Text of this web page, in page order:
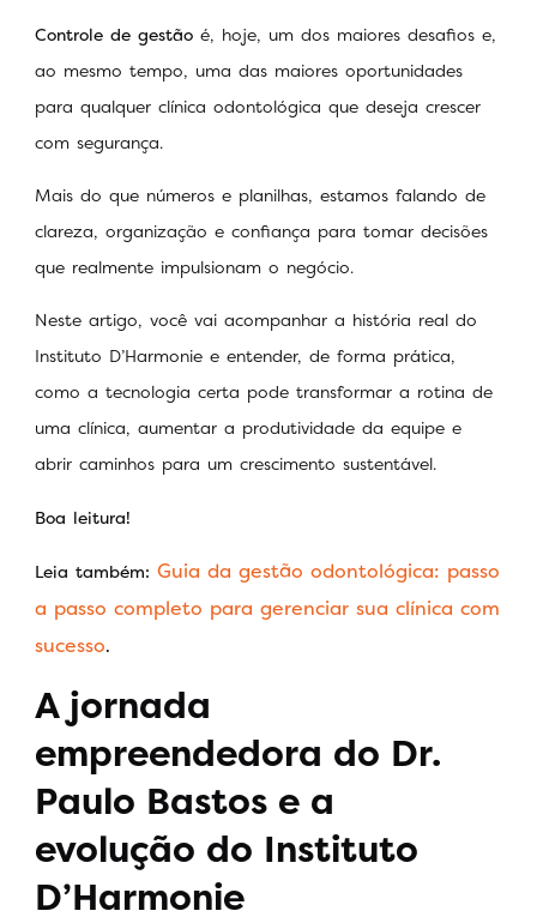
Controle de gestão é, hoje, um dos maiores desafios e,
ao mesmo tempo, uma das maiores oportunidades
para qualquer clínica odontológica que deseja crescer
com segurança.
Mais do que números e planilhas, estamos falando de
clareza, organização e confiança para tomar decisões
que realmente impulsionam o negócio.
Neste artigo, você vai acompanhar a história real do
Instituto D’Harmonie e entender, de forma prática,
como a tecnologia certa pode transformar a rotina de
uma clínica, aumentar a produtividade da equipe e
abrir caminhos para um crescimento sustentável.
Boa leitura!
Leia também: Guia da gestão odontológica: passo
a passo completo para gerenciar sua clínica com
sucesso.
A jornada
empreendedora do Dr.
Paulo Bastos e a
evolução do Instituto
D’Harmonie